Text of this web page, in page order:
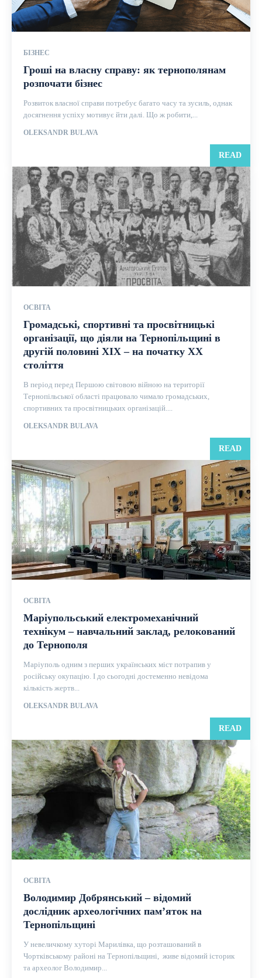
БІЗНЕС
Гроші на власну справу: як тернополянам
розпочати бізнес
Розвиток власної справи потребує багато часу та зусиль, однак
досягнення успіху мотивує йти далі. Що ж робити,...
OLEKSANDR BULAVA
READ
ОСВІТА
Громадські, спортивні та просвітницькі
організації, що діяли на Тернопільщині в
другій половині ХІХ – на початку ХХ
століття
В період перед Першою світовою війною на території
Тернопільської області працювало чимало громадських,
спортивних та просвітницьких організацій....
OLEKSANDR BULAVA
READ
ОСВІТА
Маріупольський електромеханічний
технікум – навчальний заклад, релокований
до Тернополя
Маріуполь одним з перших українських міст потрапив у
російську окупацію. І до сьогодні достеменно невідома
кількість жертв...
OLEKSANDR BULAVA
READ
ОСВІТА
Володимир Добрянський – відомий
дослідник археологічних пам’яток на
Тернопільщині
У невеличкому хуторі Марилівка, що розташований в
Чортківському районі на Тернопільщині, живе відомий історик
та археолог Володимир...